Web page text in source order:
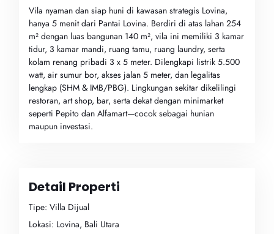
Vila nyaman dan siap huni di kawasan strategis Lovina,
hanya 5 menit dari Pantai Lovina. Berdiri di atas lahan 254
m² dengan luas bangunan 140 m², vila ini memiliki 3 kamar
tidur, 3 kamar mandi, ruang tamu, ruang laundry, serta
kolam renang pribadi 3 x 5 meter. Dilengkapi listrik 5.500
watt, air sumur bor, akses jalan 5 meter, dan legalitas
lengkap (SHM & IMB/PBG). Lingkungan sekitar dikelilingi
restoran, art shop, bar, serta dekat dengan minimarket
seperti Pepito dan Alfamart—cocok sebagai hunian
maupun investasi.
Detail Properti
Tipe: Villa Dijual
Lokasi: Lovina, Bali Utara